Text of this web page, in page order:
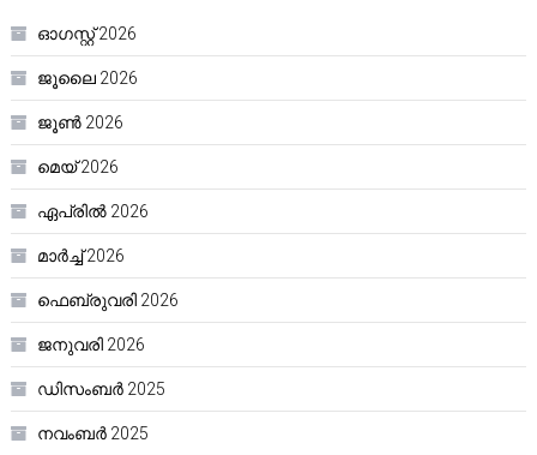
ഓഗസ്റ്റ്‌ 2026
ജൂലൈ 2026
ജൂൺ 2026
മെയ്‌ 2026
ഏപ്രിൽ 2026
മാർച്ച്‌ 2026
ഫെബ്രുവരി 2026
ജനുവരി 2026
ഡിസംബർ 2025
നവംബർ 2025